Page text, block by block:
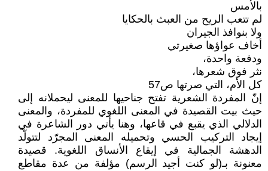
بالأمس
لم تتعب الريح من العبث بالحكايا
ولا بنوافذ الجيران
أخاف عواؤها صغيرتي
ودفعة واحدة،
نثر فوق شعرها،
كل الأم، التي صرتها ص57
إنّ المفردة الشعرية تفتح جناحيها للمعنى ليحملانه إلى
حيث بيت القصيدة في المعنى اللغوي للمفردة، والمعنى
الدلالي الذي يقبع في قاعها، وهنا يأتي دور الشاعرة في
إيجاد التركيب الحسي وتحميله المعنى المجرّد لتتولّد
الدهشة الجمالية في إيقاع الأنساق اللغوية. قصيدة
معنونة بـ(لو كنت أجيد الرسم) مؤلفة من عدة مقاطع